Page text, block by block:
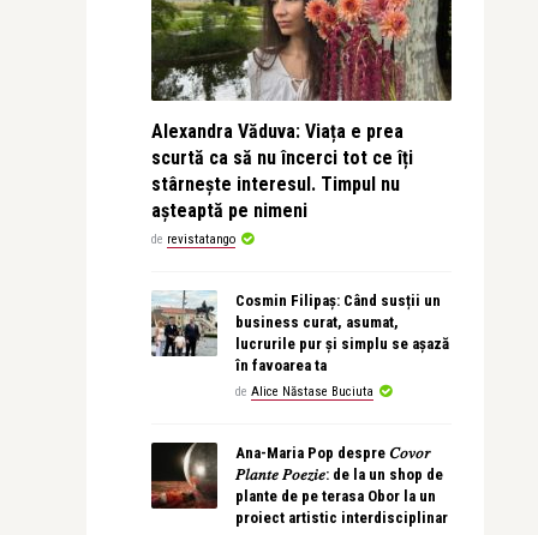
Alexandra Văduva: Viața e prea
scurtă ca să nu încerci tot ce îți
stârnește interesul. Timpul nu
așteaptă pe nimeni
de revistatango
Cosmin Filipaș: Când susții un
business curat, asumat,
lucrurile pur și simplu se așază
în favoarea ta
de Alice Năstase Buciuta
Ana-Maria Pop despre 𝐶𝑜𝑣𝑜𝑟
𝑃𝑙𝑎𝑛𝑡𝑒 𝑃𝑜𝑒𝑧𝑖𝑒: de la un shop de
plante de pe terasa Obor la un
proiect artistic interdisciplinar